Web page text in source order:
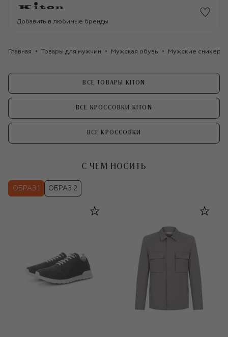
Добавить в любимые бренды
Главная Товары для мужчин Мужская обувь Мужские сникеры
ВСЕ ТОВАРЫ KITON
ВСЕ КРОССОВКИ KITON
ВСЕ КРОССОВКИ
С ЧЕМ НОСИТЬ
ОБРАЗ 1 ОБРАЗ 2